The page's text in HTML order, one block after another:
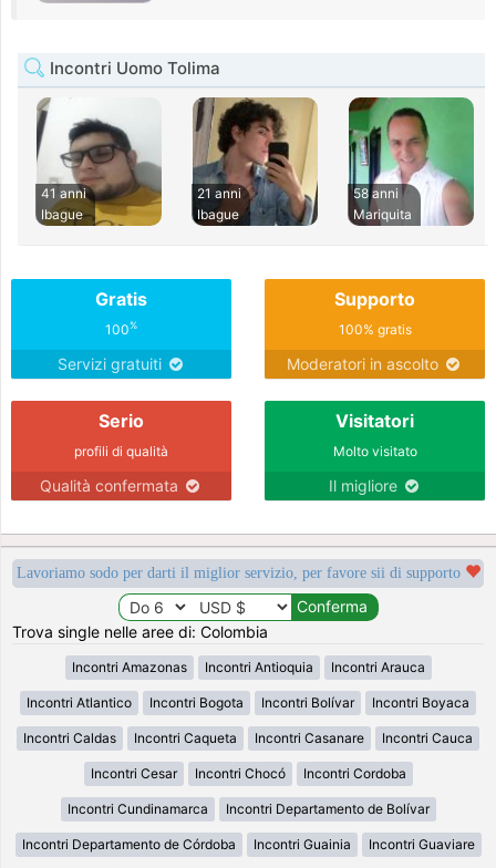
Incontri Uomo Tolima
41 anni
Ibague
21 anni
Ibague
58 anni
Mariquita
Gratis
100%
Servizi gratuiti
Supporto
100% gratis
Moderatori in ascolto
Serio
profili di qualità
Qualità confermata
Visitatori
Molto visitato
Il migliore
Lavoriamo sodo per darti il miglior servizio, per favore sii di supporto
Trova single nelle aree di: Colombia
Incontri Amazonas Incontri Antioquia Incontri Arauca
Incontri Atlantico Incontri Bogota Incontri Bolívar Incontri Boyaca
Incontri Caldas Incontri Caqueta Incontri Casanare Incontri Cauca
Incontri Cesar Incontri Chocó Incontri Cordoba
Incontri Cundinamarca Incontri Departamento de Bolívar
Incontri Departamento de Córdoba Incontri Guainia Incontri Guaviare